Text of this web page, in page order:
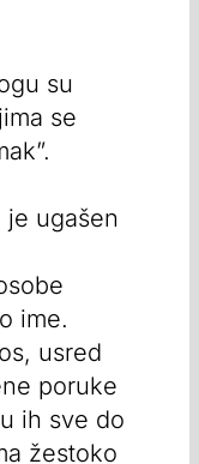
su
se
je ugašen
ime.
usred
poruke
ih sve do
žestoko